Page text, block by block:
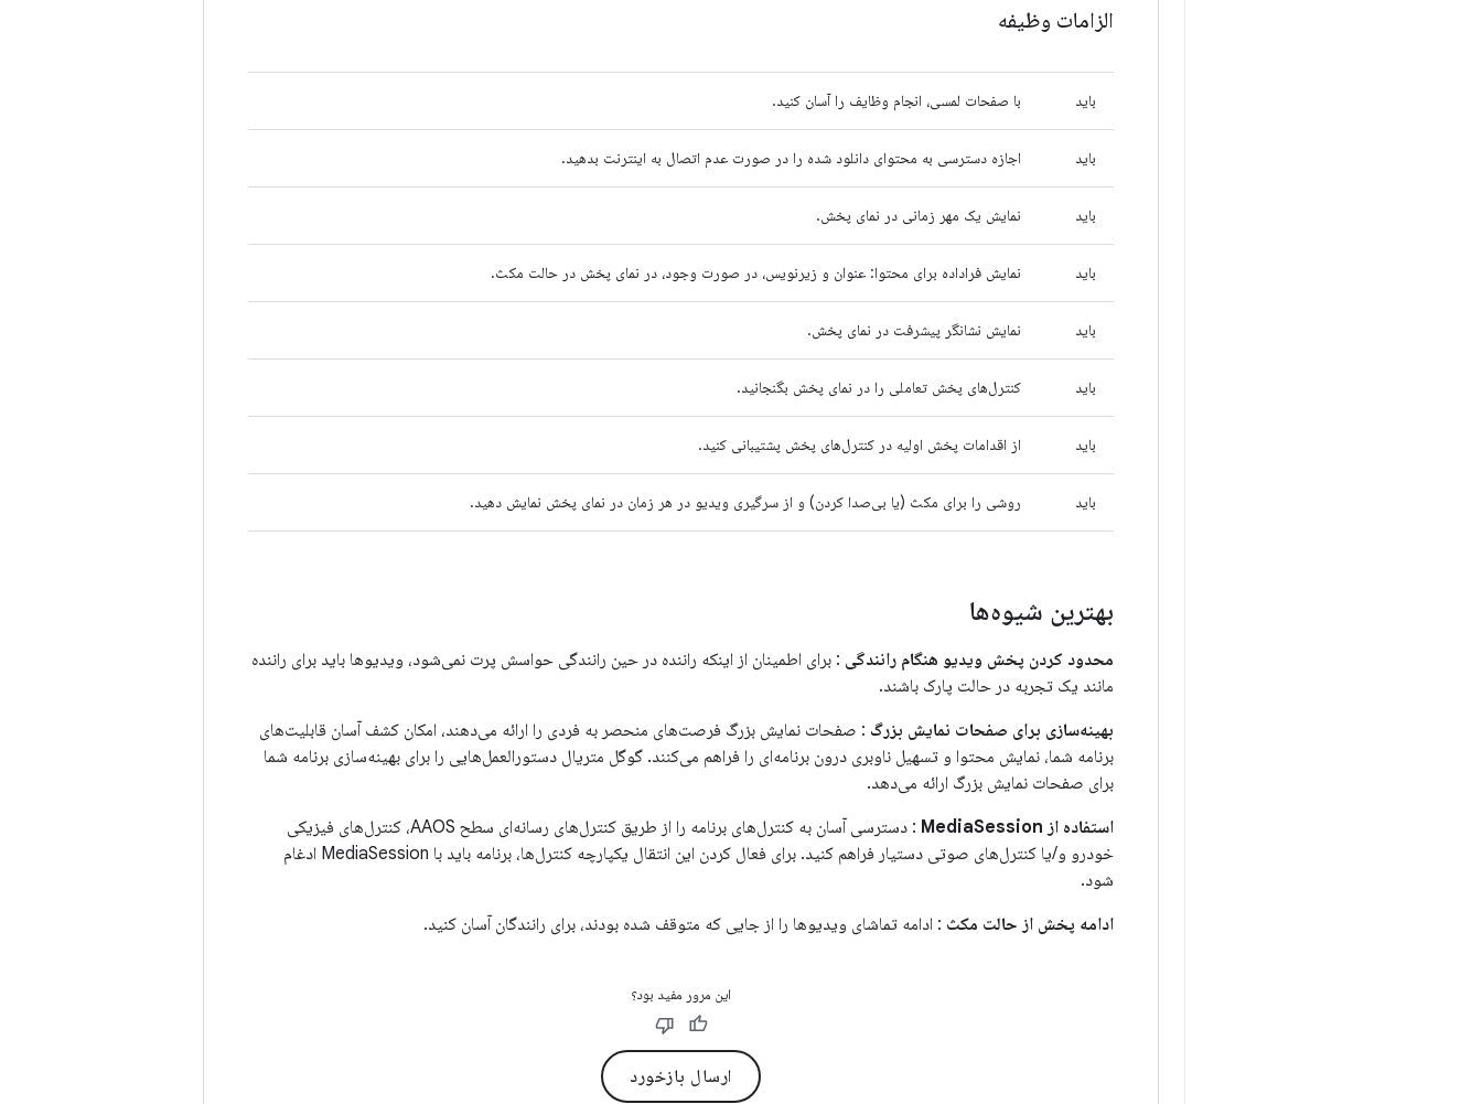
الزامات وظیفه
باید با صفحات لمسی، انجام وظایف را آسان کنید.
باید اجازه دسترسی به محتوای دانلود شده را در صورت عدم اتصال به اینترنت بدهید.
باید نمایش یک مهر زمانی در نمای پخش.
باید نمایش فراداده برای محتوا: عنوان و زیرنویس، در صورت وجود، در نمای پخش در حالت مکث.
باید نمایش نشانگر پیشرفت در نمای پخش.
باید کنترل‌های پخش تعاملی را در نمای پخش بگنجانید.
باید از اقدامات پخش اولیه در کنترل‌های پخش پشتیبانی کنید.
باید روشی را برای مکث (یا بی‌صدا کردن) و از سرگیری ویدیو در هر زمان در نمای پخش نمایش دهید.
بهترین شیوه‌ها
محدود کردن پخش ویدیو هنگام رانندگی : برای اطمینان از اینکه راننده در حین رانندگی حواسش پرت نمی‌شود، ویدیوها باید برای راننده
مانند یک تجربه در حالت پارک باشند.
بهینه‌سازی برای صفحات نمایش بزرگ : صفحات نمایش بزرگ فرصت‌های منحصر به فردی را ارائه می‌دهند، امکان کشف آسان قابلیت‌های
برنامه شما، نمایش محتوا و تسهیل ناوبری درون برنامه‌ای را فراهم می‌کنند. گوگل متریال دستورالعمل‌هایی را برای بهینه‌سازی برنامه شما
برای صفحات نمایش بزرگ ارائه می‌دهد.
استفاده از MediaSession
: دسترسی آسان به کنترل‌های برنامه را از طریق کنترل‌های رسانه‌ای سطح AAOS، کنترل‌های فیزیکی
خودرو و/یا کنترل‌های صوتی دستیار فراهم کنید. برای فعال کردن این انتقال یکپارچه کنترل‌ها، برنامه باید با MediaSession ادغام
شود.
ادامه پخش از حالت مکث : ادامه تماشای ویدیوها را از جایی که متوقف شده بودند، برای رانندگان آسان کنید.
این مرور مفید بود؟
ارسال بازخورد